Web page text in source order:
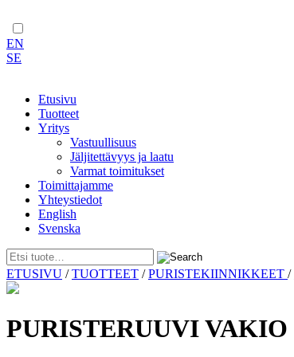
EN
SE
Etusivu
Tuotteet
Yritys
Vastuullisuus
Jäljitettävyys ja laatu
Varmat toimitukset
Toimittajamme
Yhteystiedot
English
Svenska
Skip
to
ETUSIVU /TUOTTEET /PURISTEKIINNIKKEET /
PURISTERUUVI VAKIO